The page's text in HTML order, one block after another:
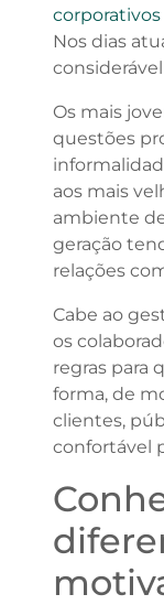
corporativos
Nos dias
Os mais
questões
aos mais
ambiente
geração
relações
Cabe ao
os
regras para
forma, de
clientes,
confortável